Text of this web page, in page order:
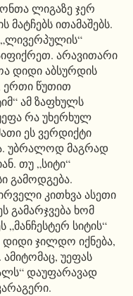
ლიგაზე ჯერ
ითამაშებს.
„ლივერპულის“
არავითარი
დიდი აბსურდის
ერთი წუთით
ამ ზაფხულს
რა უხერხულ
ეს ვერდიქტი
უბრალოდ მაგრად
თუ „სიტი“
გამოდგება.
კითხვა ასეთი
გამარჯვება ხომ
„მანჩესტერ სიტის“
დიდი ჯილდო იქნება,
უეფას
დაუფარავად